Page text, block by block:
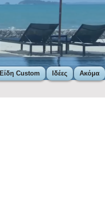
Είδη Custom Ιδέες Ακόμα